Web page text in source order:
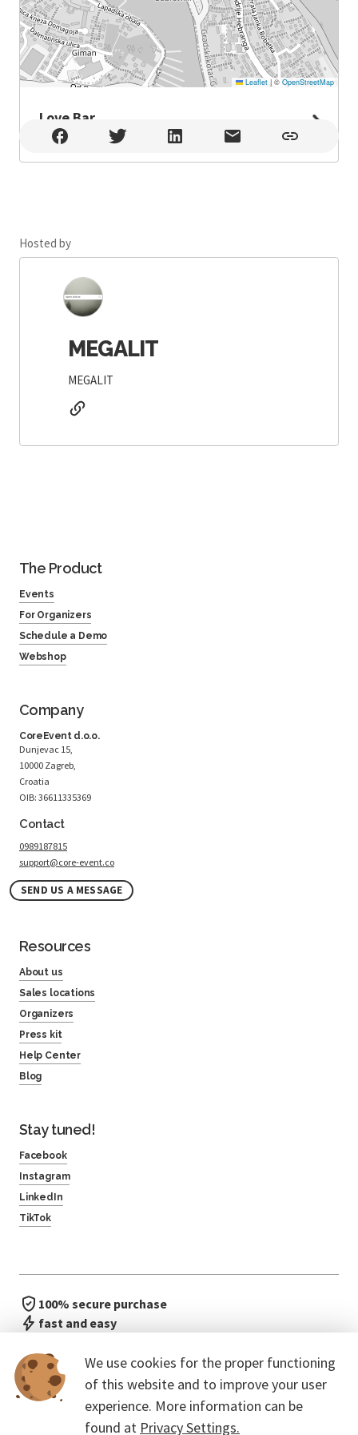
Leaflet |© OpenStreetMap
Love Bar
Love Bar , Dubrovnik
Hosted by
MEGALIT
MEGALIT
We use cookies for the proper functioning
of this website and to improve your user
experience. More information can be
found at Privacy Settings.
The Product
Events
For Organizers
Schedule a Demo
Webshop
Company
CoreEvent d.o.o.
Dunjevac 15,
10000 Zagreb,
Croatia
OIB: 36611335369
Contact
0989187815
support@core-event.co
SEND US A MESSAGE
Resources
About us
Sales locations
Organizers
Press kit
Help Center
Blog
Stay tuned!
Facebook
Instagram
LinkedIn
TikTok
100% secure purchase
fast and easy